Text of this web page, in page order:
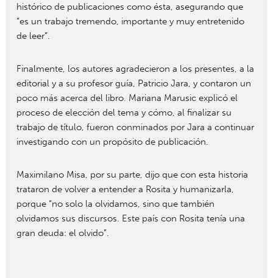
histórico de publicaciones como ésta, asegurando que
“es un trabajo tremendo, importante y muy entretenido
de leer”.
Finalmente, los autores agradecieron a los presentes, a la
editorial y a su profesor guía, Patricio Jara, y contaron un
poco más acerca del libro. Mariana Marusic explicó el
proceso de elección del tema y cómo, al finalizar su
trabajo de título, fueron conminados por Jara a continuar
investigando con un propósito de publicación.
Maximilano Misa, por su parte, dijo que con esta historia
trataron de volver a entender a Rosita y humanizarla,
porque “no solo la olvidamos, sino que también
olvidamos sus discursos. Este país con Rosita tenía una
gran deuda: el olvido”.